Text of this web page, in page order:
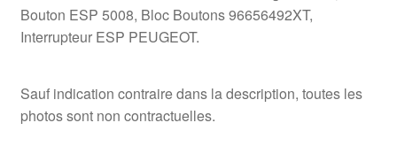
Bouton ESP 5008, Bloc Boutons 96656492XT,
Interrupteur ESP PEUGEOT.
Sauf indication contraire dans la description, toutes les
photos sont non contractuelles.